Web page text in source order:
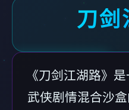
刀剑
《刀剑江湖路》
武侠剧情混合沙